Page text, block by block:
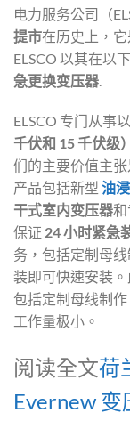
电力服务公司（
提市在历史上，它
ELSCO 以其在以
急更换变压器
ELSCO 专门从事
千伏和 15 千伏级）
们的主要价值主
产品包括新型 油
干式室内变压器和
保证 24 小时紧急
务，包括定制母
装即可快速安装。
包括定制母线制
工作量极小。
阅读全文荷
Evernew